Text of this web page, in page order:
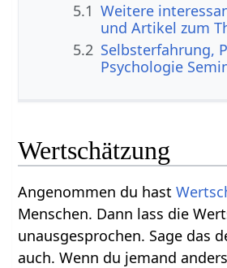
5.1 Weitere
und Artikel zum
5.2 Selbsterfahrung,
Psychologie
Wertschätzung
Angenommen du hast
Menschen. Dann lass die
unausgesprochen. Sage das
auch. Wenn du jemand